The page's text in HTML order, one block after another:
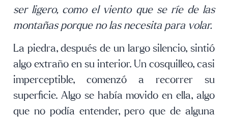
ser ligero, como el viento que se ríe de las
montañas porque no las necesita para volar.
La piedra, después de un largo silencio, sintió
algo extraño en su interior. Un cosquilleo, casi
imperceptible, comenzó a recorrer su
superficie. Algo se había movido en ella, algo
que no podía entender, pero que de alguna